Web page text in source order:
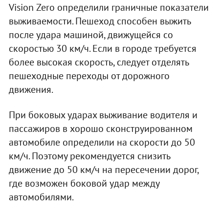
Vision Zero определили граничные показатели
выживаемости. Пешеход способен выжить
после удара машиной, движущейся со
скоростью 30 км/ч. Если в городе требуется
более высокая скорость, следует отделять
пешеходные переходы от дорожного
движения.
При боковых ударах выживание водителя и
пассажиров в хорошо сконструированном
автомобиле определили на скорости до 50
км/ч. Поэтому рекомендуется снизить
движение до 50 км/ч на пересечении дорог,
где возможен боковой удар между
автомобилями.